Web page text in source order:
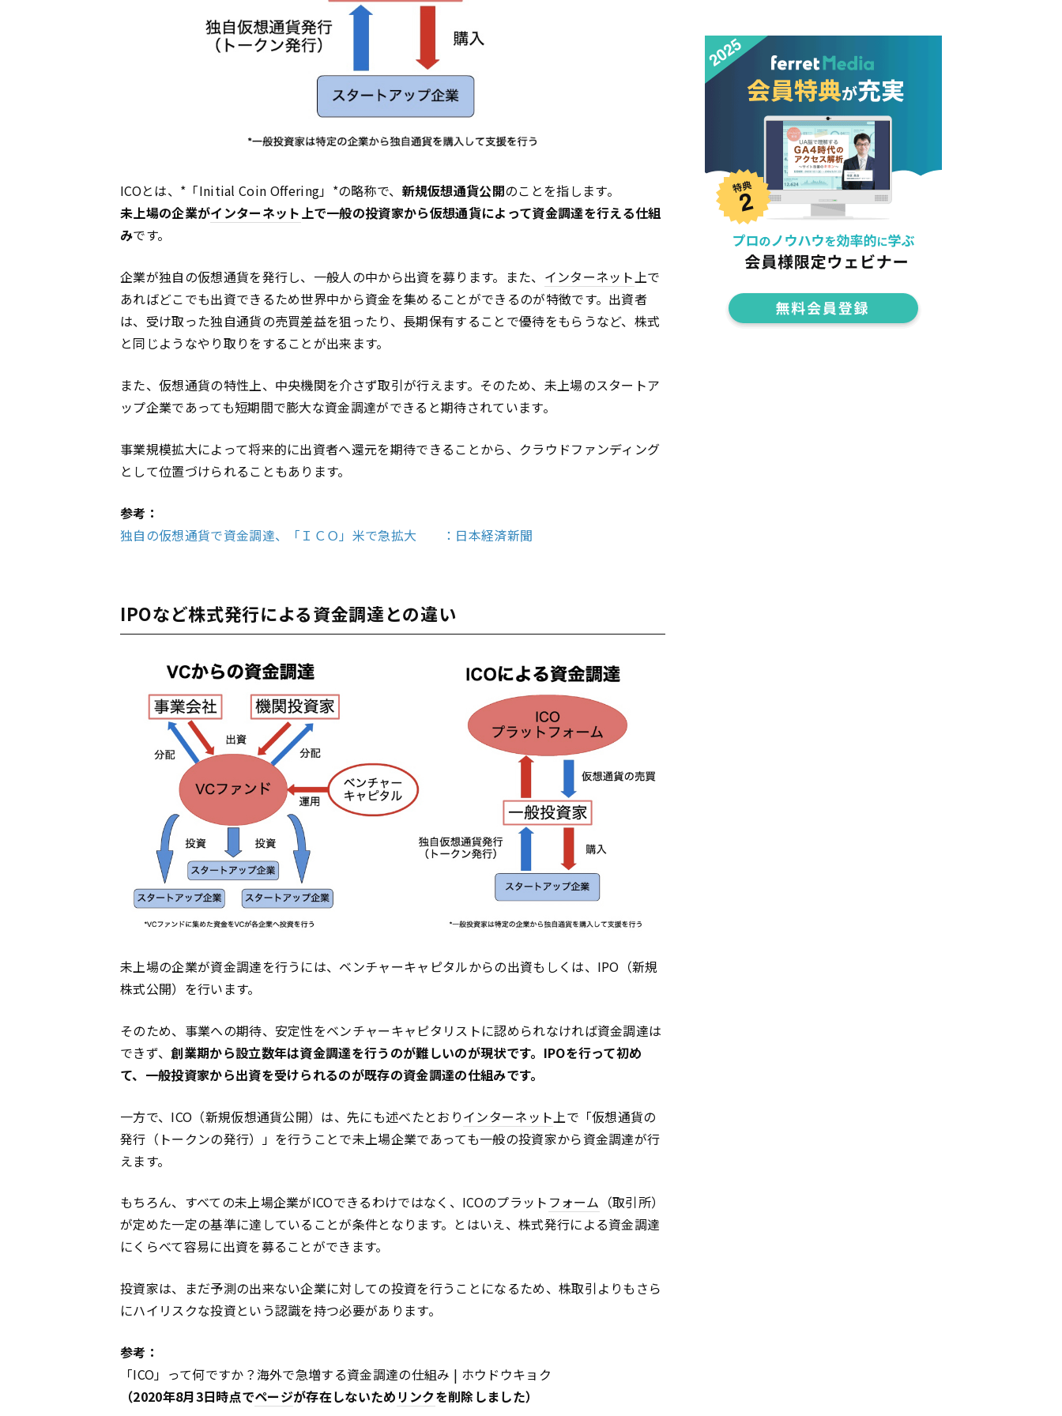
ICOとは、*「Initial Coin Offering」*の略称で、 新規仮想通貨公開のことを指します。
未上場の企業がインターネット上で一般の投資家から仮想通貨によって資金調達を行える仕組
みです。
企業が独自の仮想通貨を発行し、一般人の中から出資を募ります。また、 インターネット上で
あればどこでも出資できるため世界中から資金を集めることができるのが特徴です。出資者
は、受け取った独自通貨の売買差益を狙ったり、長期保有することで優待をもらうなど、株式
と同じようなやり取りをすることが出来ます。
また、仮想通貨の特性上、中央機関を介さず取引が行えます。そのため、未上場のスタートア
ップ企業であっても短期間で膨大な資金調達ができると期待されています。
事業規模拡大によって将来的に出資者へ還元を期待できることから、クラウドファンディング
として位置づけられることもあります。
参考：
独自の仮想通貨で資金調達、「ＩＣＯ」米で急拡大 ：日本経済新聞
IPOなど株式発行による資金調達との違い
未上場の企業が資金調達を行うには、ベンチャーキャピタルからの出資もしくは、IPO（新規
株式公開）を行います。
そのため、事業への期待、安定性をベンチャーキャピタリストに認められなければ資金調達は
できず、創業期から設立数年は資金調達を行うのが難しいのが現状です。IPOを行って初め
て、一般投資家から出資を受けられるのが既存の資金調達の仕組みです。
一方で、ICO（新規仮想通貨公開）は、先にも述べたとおりインターネット 上で「仮想通貨の
発行（トークンの発行）」を行うことで未上場企業であっても一般の投資家から資金調達が行
えます。
もちろん、すべての未上場企業がICOできるわけではなく、ICOのプラット フォーム （取引所）
が定めた一定の基準に達していることが条件となります。とはいえ、株式発行による資金調達
にくらべて容易に出資を募ることができます。
投資家は、まだ予測の出来ない企業に対しての投資を行うことになるため、株取引よりもさら
にハイリスクな投資という認識を持つ必要があります。
参考：
「ICO」って何ですか？海外で急増する資金調達の仕組み | ホウドウキョク
（2020年8月3日時点でページが存在しないため リンクを削除しました）